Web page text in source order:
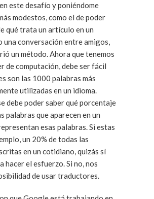
este desafío y poniéndome
modestos, como el de poder
qué trata un artículo en un
una conversación entre amigos,
Ahora que tenemos
de computación, debe ser fácil
son las 1000 palabras más
utilizadas en un idioma.
debe poder saber qué porcentaje
palabras que aparecen en un
un 20% de todas las
en un cotidiano, quizás sí
el esfuerzo. Si no, nos
de usar traductores.